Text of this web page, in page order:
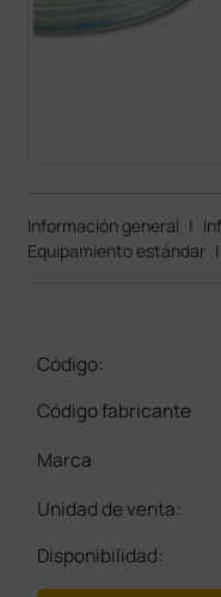
Información general |
Equipamiento estándar |
Código:
Código fabricante
Marca
Unidad de venta:
Disponibilidad: